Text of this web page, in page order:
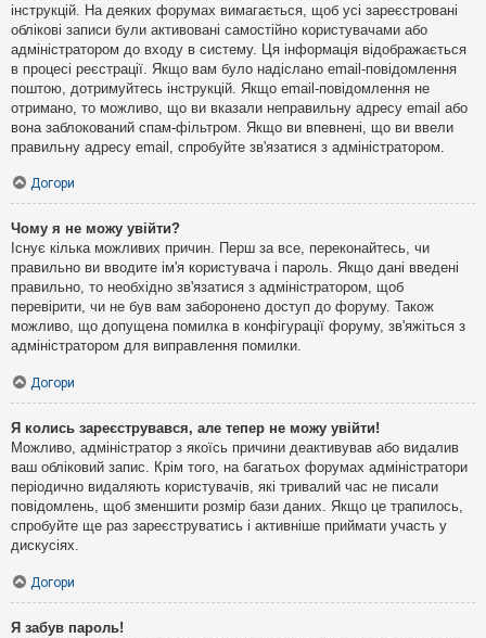
інструкцій. На деяких форумах вимагається, щоб усі зареєстровані
облікові записи були активовані самостійно користувачами або
адміністратором до входу в систему. Ця інформація відображається
в процесі реєстрації. Якщо вам було надіслано email-повідомлення
поштою, дотримуйтесь інструкцій. Якщо email-повідомлення не
отримано, то можливо, що ви вказали неправильну адресу email або
вона заблокований спам-фільтром. Якщо ви впевнені, що ви ввели
правильну адресу email, спробуйте зв'язатися з адміністратором.
Догори
Чому я не можу увійти?
Існує кілька можливих причин. Перш за все, переконайтесь, чи
правильно ви вводите ім'я користувача і пароль. Якщо дані введені
правильно, то необхідно зв'язатися з адміністратором, щоб
перевірити, чи не був вам заборонено доступ до форуму. Також
можливо, що допущена помилка в конфігурації форуму, зв'яжіться з
адміністратором для виправлення помилки.
Догори
Я колись зареєструвався, але тепер не можу увійти!
Можливо, адміністратор з якоїсь причини деактивував або видалив
ваш обліковий запис. Крім того, на багатьох форумах адміністратори
періодично видаляють користувачів, які тривалий час не писали
повідомлень, щоб зменшити розмір бази даних. Якщо це трапилось,
спробуйте ще раз зареєструватись і активніше приймати участь у
дискусіях.
Догори
Я забув пароль!